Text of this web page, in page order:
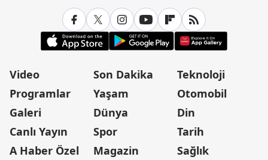
Video
Programlar
Galeri
Canlı Yayın
A Haber Özel
Son Dakika
Yaşam
Dünya
Spor
Magazin
Teknoloji
Otomobil
Din
Tarih
Sağlık